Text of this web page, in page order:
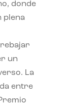
donde
plena
un
La
entre